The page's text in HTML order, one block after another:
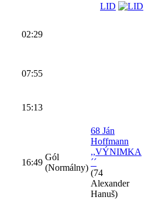
LID
02:29
07:55
15:13
16:49
Gól
(Normálny)
68 Ján
Hoffmann
,,VÝNIMKA
´´
(74
Alexander
Hanuš)